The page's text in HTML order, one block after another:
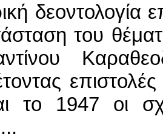
δεοντολογία
του
το 1947 οι
..